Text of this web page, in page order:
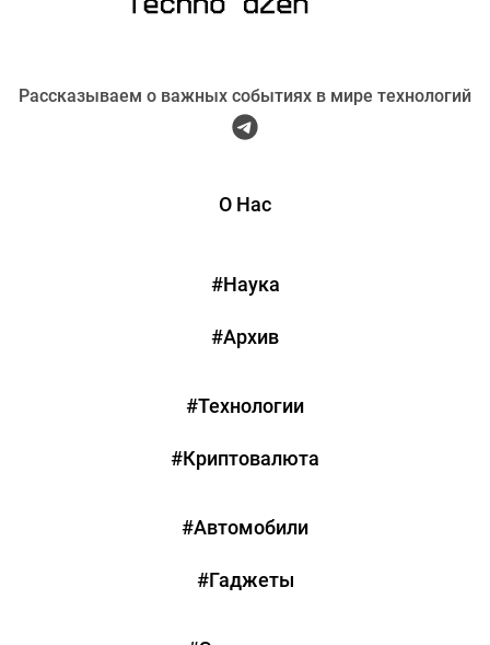
Рассказываем о важных событиях в мире технологий
О Нас
#Наука
#Архив
#Технологии
#Криптовалюта
#Автомобили
#Гаджеты